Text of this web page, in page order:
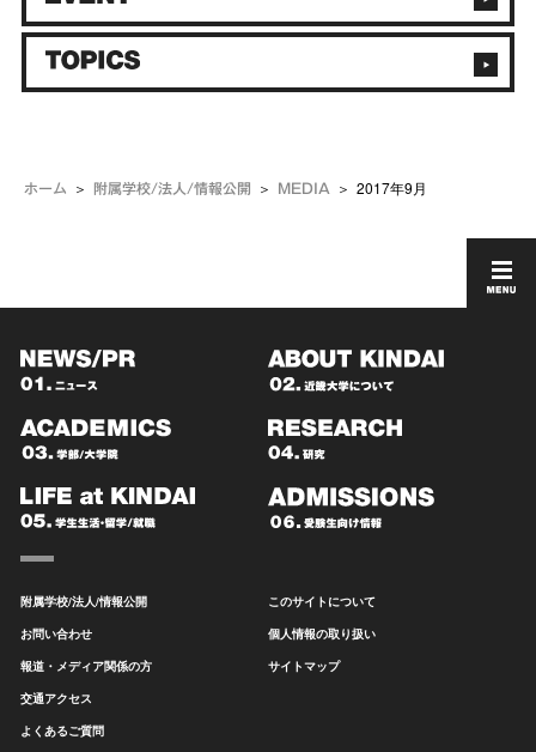
ホーム 附属学校/法人/情報公開 MEDIA 2017年9月
附属学校/法人/情報公開
お問い合わせ
報道・メディア関係の方
交通アクセス
よくあるご質問
このサイトについて
個人情報の取り扱い
サイトマップ